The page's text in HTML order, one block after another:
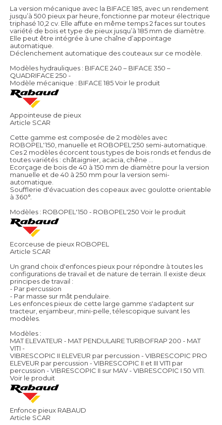
La version mécanique avec la BIFACE 185, avec un rendement
jusqu’à 500 pieux par heure, fonctionne par moteur électrique
triphasé 10,2 cv. Elle affute en même temps 2 faces sur toutes
variété de bois et type de pieux jusqu’à 185 mm de diamètre.
Elle peut être intégrée à une chaîne d’appointage
automatique.
Déclenchement automatique des couteaux sur ce modèle.
Modèles hydrauliques : BIFACE 240 – BIFACE 350 –
QUADRIFACE 250 -
Modèle mécanique : BIFACE 185Voir le produit
Appointeuse de pieux
Article SCAR
Cette gamme est composée de 2 modèles avec
ROBOPEL'150, manuelle et ROBOPEL'250 semi-automatique.
Ces 2 modèles écorcent tous types de bois ronds et fendus de
toutes variétés : châtaignier, acacia, chêne ...
Ecorçage de bois de 40 à 150 mm de diamètre pour la version
manuelle et de 40 à 250 mm pour la version semi-
automatique.
Soufflerie d'évacuation des copeaux avec goulotte orientable
à 360°.
Modèles : ROBOPEL'150 - ROBOPEL'250 Voir le produit
Ecorceuse de pieux ROBOPEL
Article SCAR
Un grand choix d'enfonces pieux pour répondre à toutes les
configurations de travail et de nature de terrain. Il existe deux
principes de travail :
- Par percussion
- Par masse sur mât pendulaire.
Les enfonces pieux de cette large gamme s'adaptent sur
tracteur, enjambeur, mini-pelle, télescopique suivant les
modèles.
Modèles :
MAT ELEVATEUR - MAT PENDULAIRE TURBOFRAP 200 - MAT
VITI -
VIBRESCOPIC II ELEVEUR par percussion - VIBRESCOPIC PRO
ELEVEUR par percussion - VIBRESCOPIC II et III VITI par
percussion - VIBRESCOPIC II sur MAV - VIBRESCOPIC I 50 VITI.
Voir le produit
Enfonce pieux RABAUD
Article SCAR